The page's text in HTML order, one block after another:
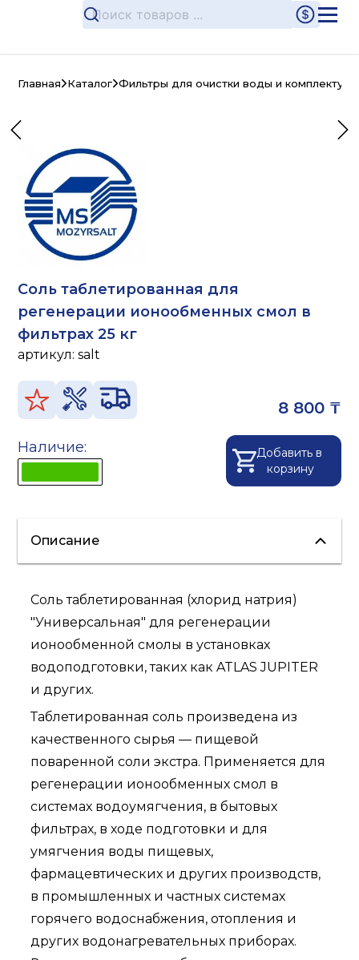
Главная Каталог Фильтры для очистки воды и
Соль таблетированная для
регенерации ионообменных смол в
фильтрах 25 кг
артикул:salt
8 800 ₸
Наличие:
Добавить в
корзину
Описание
Соль таблетированная (хлорид натрия)
"Универсальная" для регенерации
ионообменной смолы в установках
водоподготовки, таких как ATLAS JUPITER
и других.
Таблетированная соль произведена из
качественного сырья — пищевой
поваренной соли экстра. Применяется для
регенерации ионообменных смол в
системах водоумягчения, в бытовых
фильтрах, в ходе подготовки и для
умягчения воды пищевых,
фармацевтических и других производств,
в промышленных и частных системах
горячего водоснабжения, отопления и
других водонагревательных приборах.